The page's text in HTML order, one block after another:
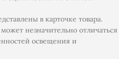
в карточке товара.
незначительно отличаться
освещения и